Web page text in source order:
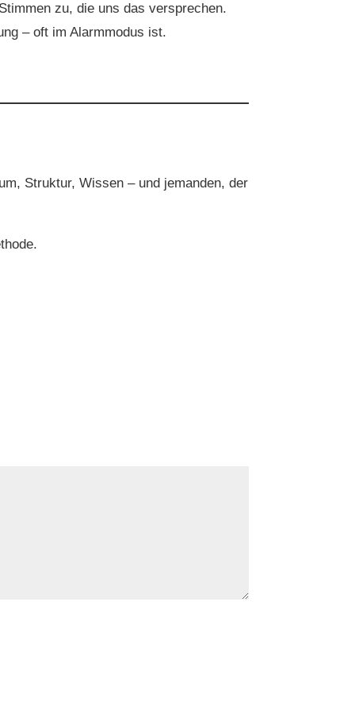
zu, die uns das versprechen.
– oft im Alarmmodus ist.
Struktur, Wissen – und jemanden, der